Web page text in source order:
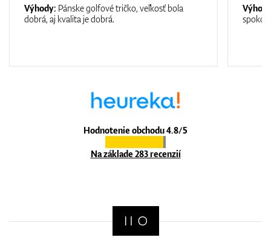
Hodnotenie obchodu 4.8/5
Na základe 283 recenzií
Výhody: Pánske golfové tričko, veľkosť bola
dobrá, aj kvalita je dobrá.